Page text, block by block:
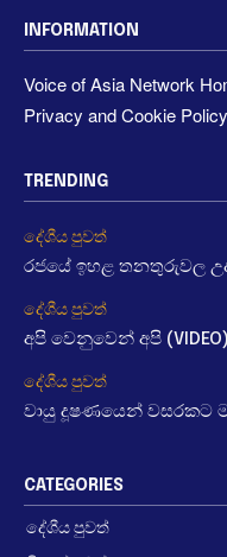
INFORMATION
Voice of Asia Network
Privacy and Cookie Policy
TRENDING
දේශීය පුවත්
රජයේ ඉහළ තනතුරුවල
දේශීය පුවත්
අපි වෙනුවෙන් අපි (VIDEO)
දේශීය පුවත්
වායු දූෂණයෙන් වසරකට
CATEGORIES
දේශීය පුවත්